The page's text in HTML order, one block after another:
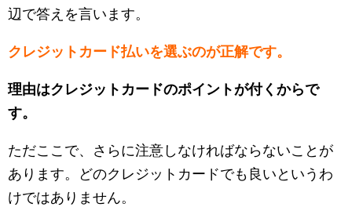
辺で答えを言います。
クレジットカード払いを選ぶのが正解です。
理由はクレジットカードのポイントが付くからで
す。
ただここで、さらに注意しなければならないことが
あります。どのクレジットカードでも良いというわ
けではありません。